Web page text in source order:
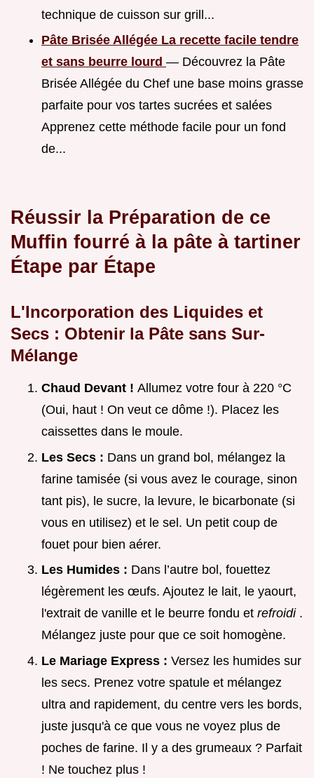
technique de cuisson sur grill...
Pâte Brisée Allégée La recette facile tendre
et sans beurre lourd — Découvrez la Pâte
Brisée Allégée du Chef une base moins grasse
parfaite pour vos tartes sucrées et salées
Apprenez cette méthode facile pour un fond
de...
Réussir la Préparation de ce
Muffin fourré à la pâte à tartiner
Étape par Étape
L'Incorporation des Liquides et
Secs : Obtenir la Pâte sans Sur-
Mélange
Chaud Devant ! Allumez votre four à 220 °C
(Oui, haut ! On veut ce dôme !). Placez les
caissettes dans le moule.
Les Secs : Dans un grand bol, mélangez la
farine tamisée (si vous avez le courage, sinon
tant pis), le sucre, la levure, le bicarbonate (si
vous en utilisez) et le sel. Un petit coup de
fouet pour bien aérer.
Les Humides : Dans l’autre bol, fouettez
légèrement les œufs. Ajoutez le lait, le yaourt,
l'extrait de vanille et le beurre fondu et refroidi .
Mélangez juste pour que ce soit homogène.
Le Mariage Express : Versez les humides sur
les secs. Prenez votre spatule et mélangez
ultra and rapidement, du centre vers les bords,
juste jusqu'à ce que vous ne voyez plus de
poches de farine. Il y a des grumeaux ? Parfait
! Ne touchez plus !